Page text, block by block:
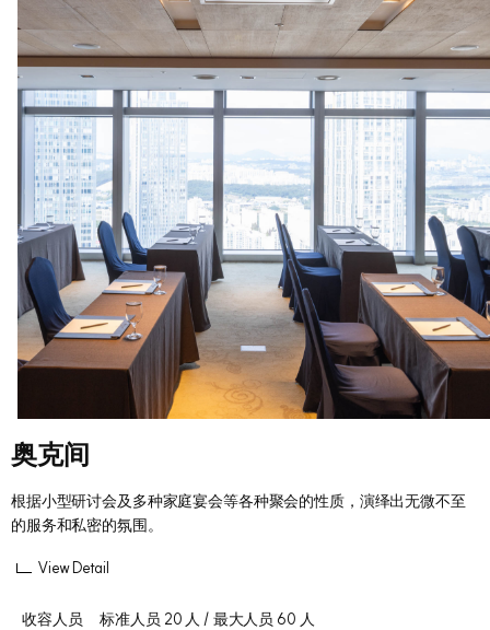
奥克间
根据小型研讨会及多种家庭宴会等各种聚会的性质，演绎出无微不至
的服务和私密的氛围。
View Detail
收容人员 标准人员 20 人 / 最大人员 60 人